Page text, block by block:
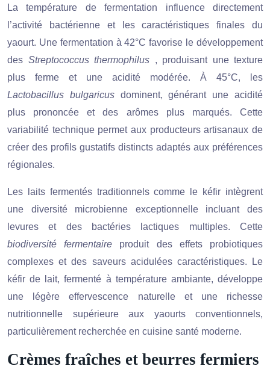
La température de fermentation influence directement
l’activité bactérienne et les caractéristiques finales du
yaourt. Une fermentation à 42°C favorise le développement
des Streptococcus thermophilus , produisant une texture
plus ferme et une acidité modérée. À 45°C, les
Lactobacillus bulgaricus dominent, générant une acidité
plus prononcée et des arômes plus marqués. Cette
variabilité technique permet aux producteurs artisanaux de
créer des profils gustatifs distincts adaptés aux préférences
régionales.
Les laits fermentés traditionnels comme le kéfir intègrent
une diversité microbienne exceptionnelle incluant des
levures et des bactéries lactiques multiples. Cette
biodiversité fermentaire produit des effets probiotiques
complexes et des saveurs acidulées caractéristiques. Le
kéfir de lait, fermenté à température ambiante, développe
une légère effervescence naturelle et une richesse
nutritionnelle supérieure aux yaourts conventionnels,
particulièrement recherchée en cuisine santé moderne.
Crèmes fraîches et beurres fermiers